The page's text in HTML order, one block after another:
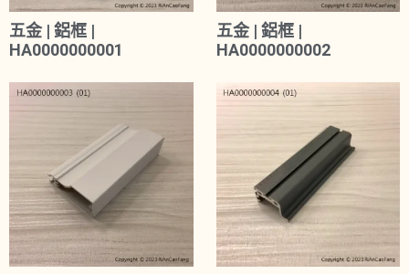
五金 | 鋁框 |
HA0000000001
五金 | 鋁框 |
HA0000000002